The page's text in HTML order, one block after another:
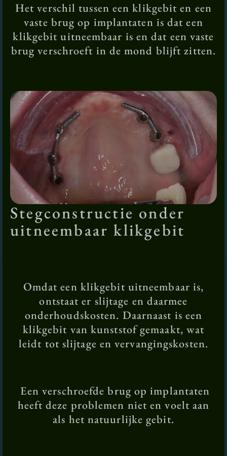
Het verschil tussen een klikgebit en een
vaste brug op implantaten is dat een
klikgebit uitneembaar is en dat een vaste
brug verschroeft in de mond blijft zitten.
Stegconstructie onder
uitneembaar klikgebit
Omdat een klikgebit uitneembaar is,
ontstaat er slijtage en daarmee
onderhoudskosten. Daarnaast is een
klikgebit van kunststof gemaakt, wat
leidt tot slijtage en vervangingskosten.
Een verschroefde brug op implantaten
heeft deze problemen niet en voelt aan
als het natuurlijke gebit.